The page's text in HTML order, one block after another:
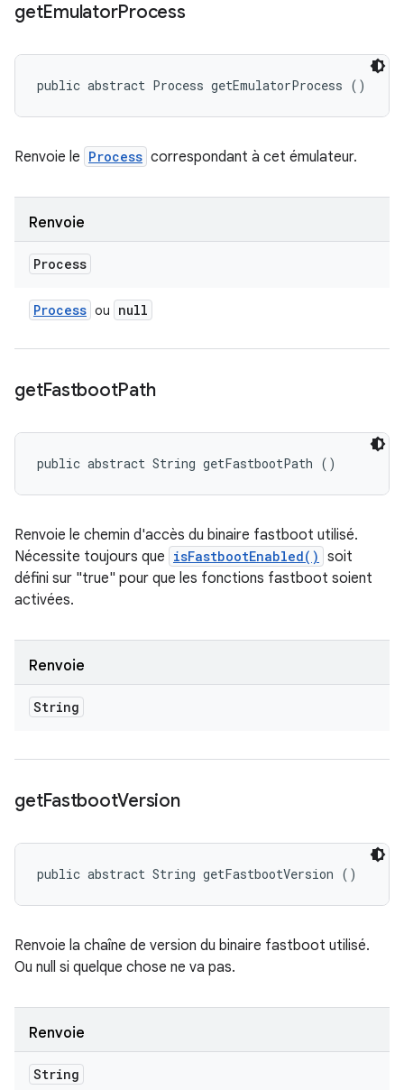
getEmulatorProcess
public abstract Process getEmulatorProcess ()
Renvoie le Process correspondant à cet émulateur.
Renvoie
Process
Process ou null
getFastbootPath
public abstract String getFastbootPath ()
Renvoie le chemin d'accès du binaire fastboot utilisé.
Nécessite toujours que isFastbootEnabled() soit
défini sur "true" pour que les fonctions fastboot soient
activées.
Renvoie
String
getFastbootVersion
public abstract String getFastbootVersion ()
Renvoie la chaîne de version du binaire fastboot utilisé.
Ou null si quelque chose ne va pas.
Renvoie
String